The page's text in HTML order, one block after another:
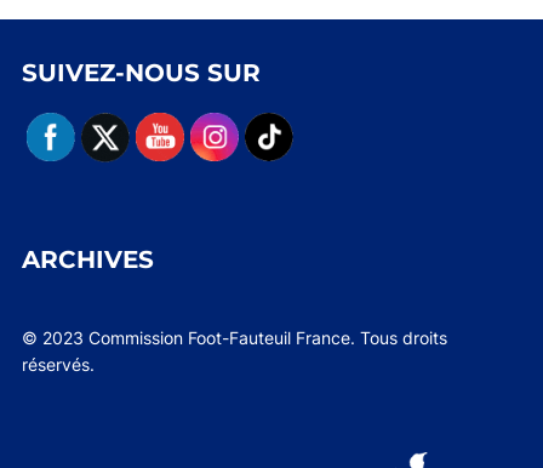
SUIVEZ-NOUS SUR
ARCHIVES
© 2023 Commission Foot-Fauteuil France. Tous droits
réservés.